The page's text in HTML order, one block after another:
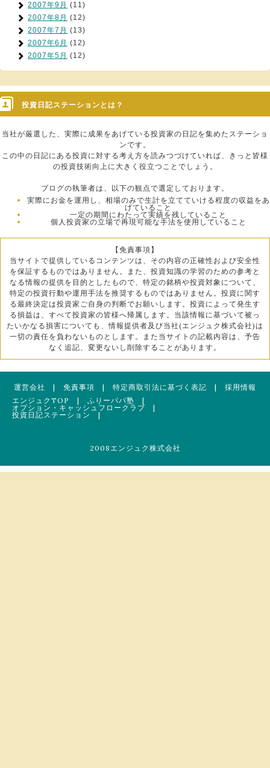
2007年9月 (11)
2007年8月 (12)
2007年7月 (13)
2007年6月 (12)
2007年5月 (12)
投資日記ステーションとは？
当社が厳選した、実際に成果をあげている投資家の日記を集めたステーショ
ンです。
この中の日記にある投資に対する考え方を読みつづけていれば、きっと皆様
の投資技術向上に大きく役立つことでしょう。
ブログの執筆者は、以下の観点で選定しております。
実際にお金を運用し、相場のみで生計を立てていける程度の収益をあ
げていること
一定の期間にわたって実績を残していること
個人投資家の立場で再現可能な手法を使用していること
【免責事項】
当サイトで提供しているコンテンツは、その内容の正確性および安全性
を保証するものではありません。また、投資知識の学習のための参考と
なる情報の提供を目的としたもので、特定の銘柄や投資対象について、
特定の投資行動や運用手法を推奨するものではありません。投資に関す
る最終決定は投資家ご自身の判断でお願いします。投資によって発生す
る損益は、すべて投資家の皆様へ帰属します。当該情報に基づいて被っ
たいかなる損害についても、情報提供者及び当社(エンジュク株式会社)は
一切の責任を負わないものとします。また当サイトの記載内容は、予告
なく追記、変更ないし削除することがあります。
運営会社 | 免責事項 | 特定商取引法に基づく表記 | 採用情報
エンジュクTOP
| ふりーパパ塾 |
オプション・キャッシュフロークラブ |
投資日記ステーション
|
2008エンジュク株式会社